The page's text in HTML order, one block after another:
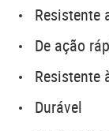
Resistente
De ação
Resistente
Durável